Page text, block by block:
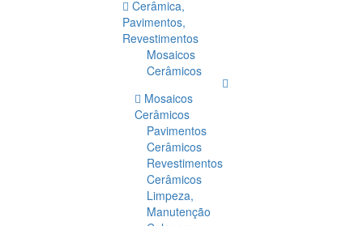
Cerâmica,
Pavimentos,
Revestimentos
Mosaicos
Cerâmicos
Mosaicos
Cerâmicos
Pavimentos
Cerâmicos
Revestimentos
Cerâmicos
Limpeza,
Manutenção